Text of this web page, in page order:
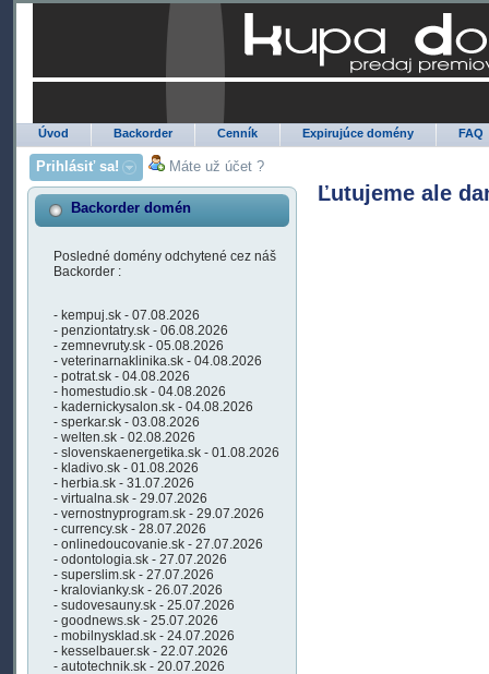
Úvod Backorder Cenník Expirujúce domény FAQ
Prihlásiť sa! Máte už účet ?
Backorder domén
Posledné domény odchytené cez náš
Backorder :
- kempuj.sk - 07.08.2026
- penziontatry.sk - 06.08.2026
- zemnevruty.sk - 05.08.2026
- veterinarnaklinika.sk - 04.08.2026
- potrat.sk - 04.08.2026
- homestudio.sk - 04.08.2026
- kadernickysalon.sk - 04.08.2026
- sperkar.sk - 03.08.2026
- welten.sk - 02.08.2026
- slovenskaenergetika.sk - 01.08.2026
- kladivo.sk - 01.08.2026
- herbia.sk - 31.07.2026
- virtualna.sk - 29.07.2026
- vernostnyprogram.sk - 29.07.2026
- currency.sk - 28.07.2026
- onlinedoucovanie.sk - 27.07.2026
- odontologia.sk - 27.07.2026
- superslim.sk - 27.07.2026
- kralovianky.sk - 26.07.2026
- sudovesauny.sk - 25.07.2026
- goodnews.sk - 25.07.2026
- mobilnysklad.sk - 24.07.2026
- kesselbauer.sk - 22.07.2026
- autotechnik.sk - 20.07.2026
Ľutujeme ale